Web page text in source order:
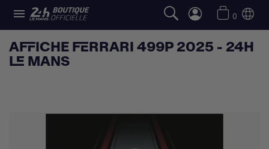
 0
AFFICHE FERRARI 499P 2025 - 24H
LE MANS